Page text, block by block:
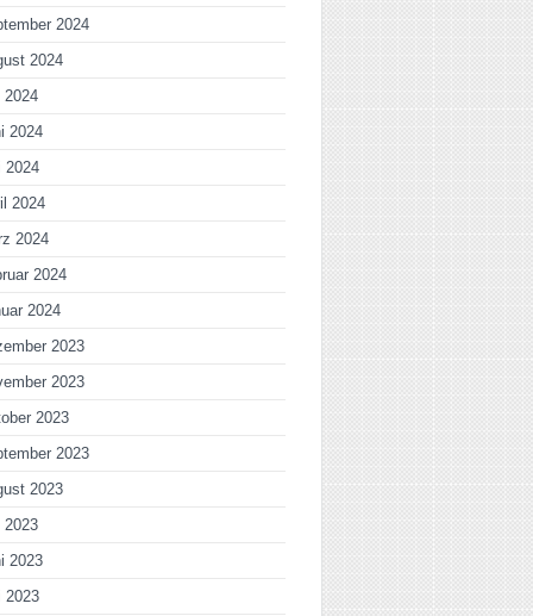
2024
2024
2024
2024
2024
2024
2024
2024
2024
2023
2023
2023
2023
2023
2023
2023
2023